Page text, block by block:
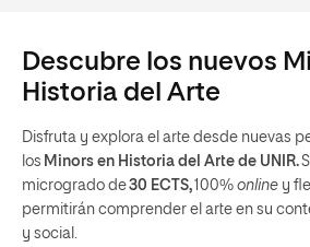
Descubre los nuevos
Historia del Arte
Disfruta y explora el arte desde nuevas
los Minors en Historia del Arte de UNIR.
microgrado de30 ECTS,100% online y
permitirán comprender el arte en su
y social.